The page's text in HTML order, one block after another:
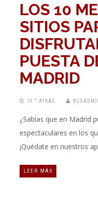
LOS 10
SITIOS
PUESTA
MADRID
10 “” ATRÁS
¿Sabías que en Madrid
espectaculares en los
¡Quédate en nuestros
LEER MÁS